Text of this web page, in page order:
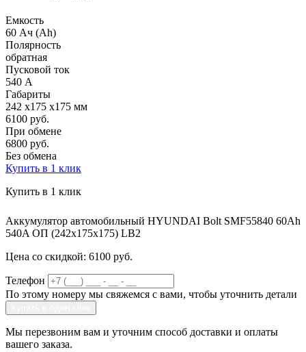
Емкость
60 Ач (Ah)
Полярность
обратная
Пусковой ток
540 А
Габариты
242 x175 x175 мм
6100 руб.
При обмене
6800 руб.
Без обмена
Купить в 1 клик
Купить в 1 клик
Аккумулятор автомобильный HYUNDAI Bolt SMF55840 60Ah
540A ОП (242x175x175) LB2
Цена со скидкой: 6100 руб.
Телефон
По этому номеру мы свяжемся с вами, чтобы уточнить детали
Мы перезвоним вам и уточним способ доставки и оплаты
вашего заказа.